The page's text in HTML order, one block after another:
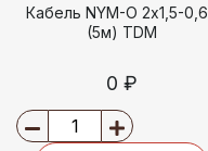
Кабель NYM-O 2х1,5-
(5м) TDM
0 ₽